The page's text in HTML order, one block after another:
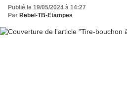
Publié le 19/05/2024 à 14:27
Par Rebel-TB-Etampes